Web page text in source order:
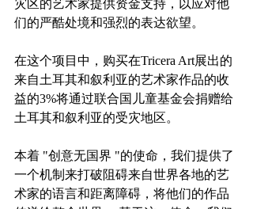
灾区的艺术家提供资金支持，以应对他
们的严酷处境和强烈的表达欲望。
在这个项目中，购买在Tricera Art展出的
来自土耳其和叙利亚的艺术家作品的收
益的3%将通过联合国儿童基金会捐赠给
土耳其和叙利亚的受灾地区。
本着 "创意无国界 "的使命，我们提供了
一个机制来打破阻碍来自世界各地的艺
术家的语言和距离障碍，将他们的作品